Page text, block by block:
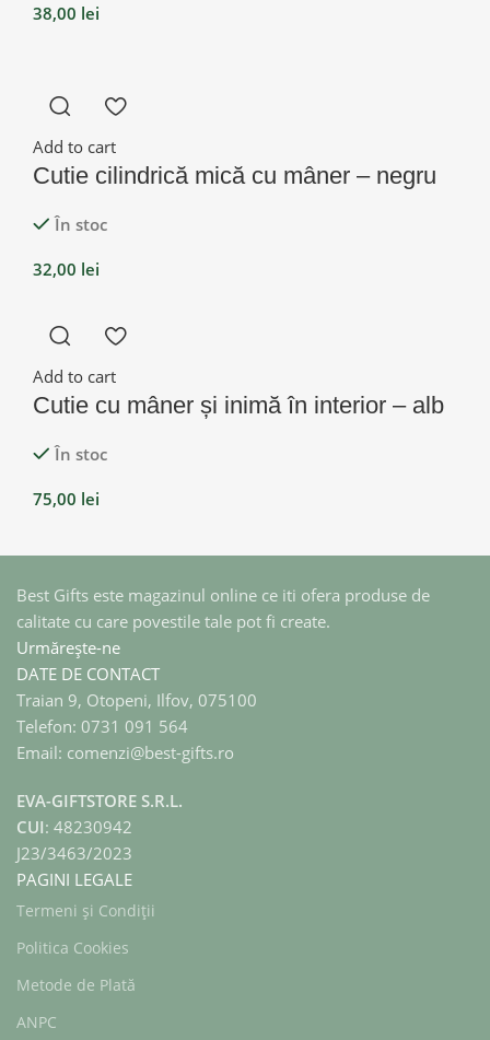
38,00 lei
Add to cart
Cutie cilindrică mică cu mâner – negru
În stoc
32,00 lei
Add to cart
Cutie cu mâner și inimă în interior – alb
În stoc
75,00 lei
Best Gifts este magazinul online ce iti ofera produse de
calitate cu care povestile tale pot fi create.
Urmărește-ne
DATE DE CONTACT
Traian 9, Otopeni, Ilfov, 075100
Telefon: 0731 091 564
Email: comenzi@best-gifts.ro
EVA-GIFTSTORE S.R.L.
CUI: 48230942
J23/3463/2023
PAGINI LEGALE
Termeni și Condiții
Politica Cookies
Metode de Plată
ANPC